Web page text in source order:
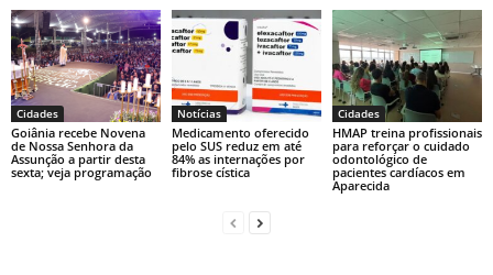
Cidades
Goiânia recebe Novena
de Nossa Senhora da
Assunção a partir desta
sexta; veja programação
Notícias
Medicamento oferecido
pelo SUS reduz em até
84% as internações por
fibrose cística
Cidades
HMAP treina profissionais
para reforçar o cuidado
odontológico de
pacientes cardíacos em
Aparecida